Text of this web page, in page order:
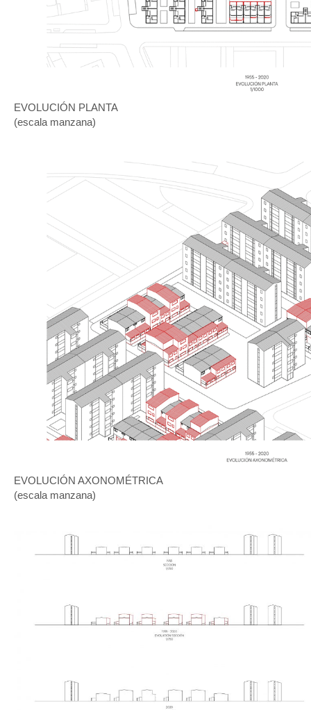
EVOLUCIÓN PLANTA
(escala manzana)
EVOLUCIÓN AXONOMÉTRICA
(escala manzana)